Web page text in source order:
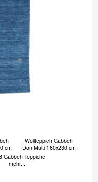
cm
Wollteppich Gabbeh
Don Multi 160x230 cm
Gabbeh Teppiche
mehr...